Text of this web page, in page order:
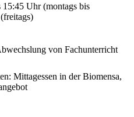
Uhr (montags bis
von Fachunterricht
Mittagessen in der Biomensa,